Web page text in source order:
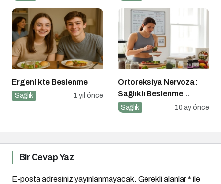
Ergenlikte Beslenme
Sağlık 1 yıl önce
Ortoreksiya Nervoza:
Sağlıklı Beslenme
Takıntısı
Sağlık 10 ay önce
Bir Cevap Yaz
E-posta adresiniz yayınlanmayacak. Gerekli alanlar* ile